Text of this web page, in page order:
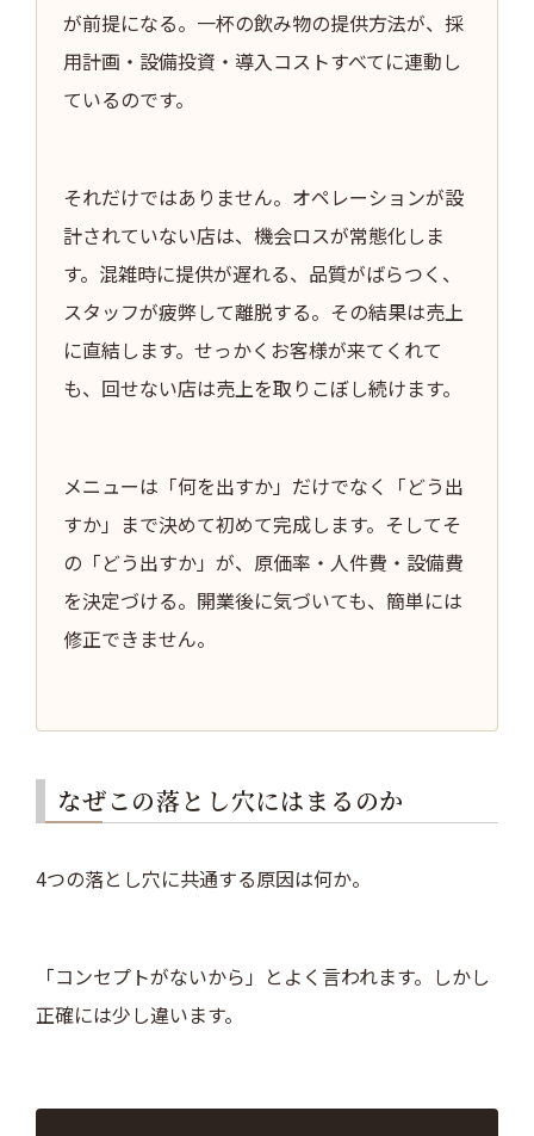
が前提になる。一杯の飲み物の提供方法が、採
用計画・設備投資・導入コストすべてに連動し
ているのです。
それだけではありません。オペレーションが設
計されていない店は、機会ロスが常態化しま
す。混雑時に提供が遅れる、品質がばらつく、
スタッフが疲弊して離脱する。その結果は売上
に直結します。せっかくお客様が来てくれて
も、回せない店は売上を取りこぼし続けます。
メニューは「何を出すか」だけでなく「どう出
すか」まで決めて初めて完成します。そしてそ
の「どう出すか」が、原価率・人件費・設備費
を決定づける。開業後に気づいても、簡単には
修正できません。
なぜこの落とし穴にはまるのか
4つの落とし穴に共通する原因は何か。
「コンセプトがないから」とよく言われます。しかし
正確には少し違います。